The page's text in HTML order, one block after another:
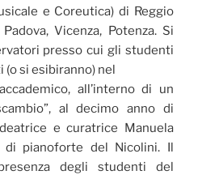
e Coreutica) di Reggio
Vicenza, Potenza. Si
presso cui gli studenti
si esibiranno) nel
all’interno di un
al decimo anno di
e curatrice Manuela
di pianoforte del Nicolini. Il
degli studenti del